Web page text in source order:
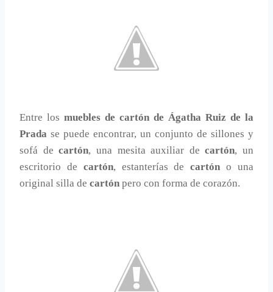
Entre los muebles de cartón de Ágatha Ruiz de la
Prada se puede encontrar, un conjunto de sillones y
sofá decartón, una mesita auxiliar decartón, un
escritorio de cartón, estanterías decartóno una
original silla de cartón pero con forma de corazón.